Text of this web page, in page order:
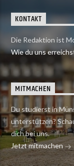
KONTAKT
Die Redaktion ist
Wie du uns
MITMACHEN
Du studierst in
unterstützen?
dich bei uns.
Jetzt mitmachen